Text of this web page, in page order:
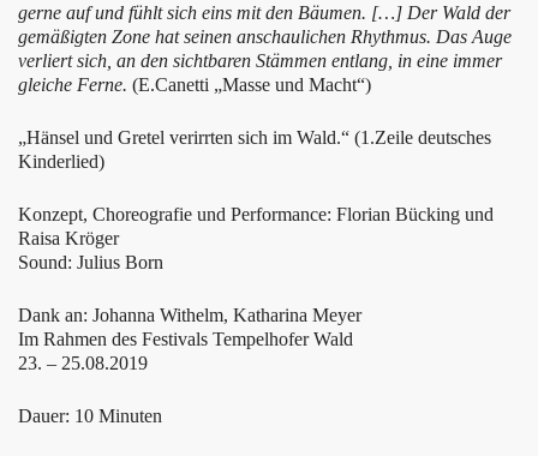
gerne auf und fühlt sich eins mit den Bäumen. […] Der Wald der
gemäßigten Zone hat seinen anschaulichen Rhythmus. Das Auge
verliert sich, an den sichtbaren Stämmen entlang, in eine immer
gleiche Ferne. (E.Canetti „Masse und Macht“)
„Hänsel und Gretel verirrten sich im Wald.“ (1.Zeile deutsches
Kinderlied)
Konzept, Choreografie und Performance: Florian Bücking und
Raisa Kröger
Sound: Julius Born
Dank an: Johanna Withelm, Katharina Meyer
Im Rahmen des Festivals Tempelhofer Wald
23. – 25.08.2019
Dauer: 10 Minuten